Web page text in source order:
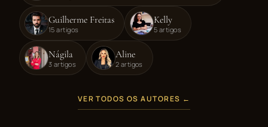
Guilherme Freitas
15 artigos
Kelly
5 artigos
Nágila
3 artigos
Aline
2 artigos
VER TODOS OS AUTORES ←